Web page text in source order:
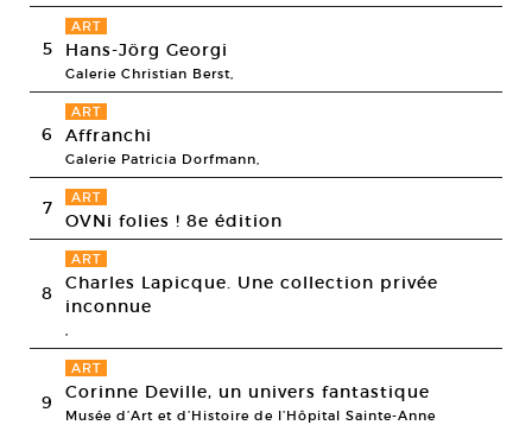
5
ART
Hans-Jörg Georgi
Galerie Christian Berst,
6
ART
Affranchi
Galerie Patricia Dorfmann,
7 ART
OVNi folies ! 8e édition
8
ART
Charles Lapicque. Une collection privée
inconnue
9
ART
Corinne Deville, un univers fantastique
Musée d’Art et d’Histoire de l’Hôpital Sainte-Anne